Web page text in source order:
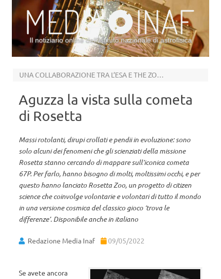
Il notiziario online dell’Istituto nazionale di astrofisica
UNA COLLABORAZIONE TRA L’ESA E THE ZOONIVERSE
Aguzza la vista sulla cometa
di Rosetta
Massi rotolanti, dirupi crollati e pendii in evoluzione: sono
solo alcuni dei fenomeni che gli scienziati della missione
Rosetta stanno cercando di mappare sull’iconica cometa
67P. Per farlo, hanno bisogno di molti, moltissimi occhi, e per
questo hanno lanciato Rosetta Zoo, un progetto di citizen
science che coinvolge volontarie e volontari di tutto il mondo
in una versione cosmica del classico gioco ‘trova le
differenze’. Disponibile anche in italiano
Redazione Media Inaf 09/05/2022
Se avete ancora